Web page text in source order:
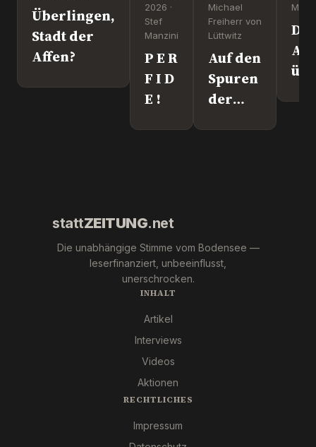
Überlingen,
Stadt der
Affen?
2026 ·
Stef
Manzini
P E R
F I D
E !
Michael
Freiherr von
Lüttwitz
Auf den
Spuren
der
stattZEITUNG.net
Die unabhängige Stimme vom Bodensee —
leserfinanziert, unbeeinflusst,
unerschrocken.
INHALT
Artikel
Interviews
Videos
Aktionen
RECHTLICHES
Impressum